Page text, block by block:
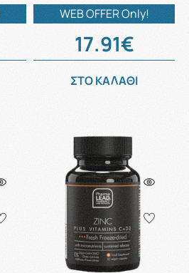
WEB OFFER Only!
17.91€
ΣΤΟ ΚΑΛΑΘΙ